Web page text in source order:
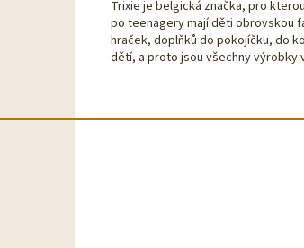
Trixie je belgická značka, pro
po teenagery mají děti obrovskou
hraček, doplňků do pokojíčku, do
dětí, a proto jsou všechny výrobky